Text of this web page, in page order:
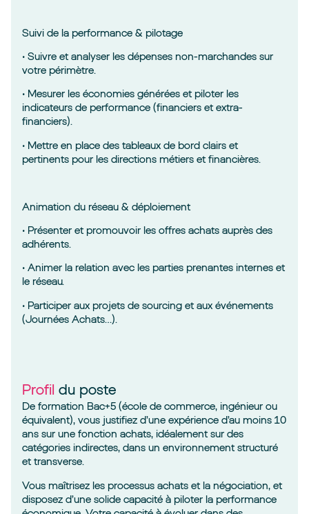
Suivi de la performance & pilotage
• Suivre et analyser les dépenses non-marchandes sur
votre périmètre.
• Mesurer les économies générées et piloter les
indicateurs de performance (financiers et extra-
financiers).
• Mettre en place des tableaux de bord clairs et
pertinents pour les directions métiers et financières.
Animation du réseau & déploiement
• Présenter et promouvoir les offres achats auprès des
adhérents.
• Animer la relation avec les parties prenantes internes et
le réseau.
• Participer aux projets de sourcing et aux événements
(Journées Achats…).
Profil du poste
De formation Bac+5 (école de commerce, ingénieur ou
équivalent), vous justifiez d’une expérience d’au moins 10
ans sur une fonction achats, idéalement sur des
catégories indirectes, dans un environnement structuré
et transverse.
Vous maîtrisez les processus achats et la négociation, et
disposez d’une solide capacité à piloter la performance